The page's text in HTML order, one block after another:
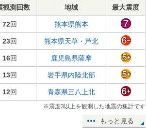
観測回数
地域
最大震度
72回 熊本県熊本
23回 熊本県天草・芦北
16回 鹿児島県薩摩
13回 岩手県内陸北部
12回 青森県三八上北
※震度3以上を観測した地震の集計です
もっと見る